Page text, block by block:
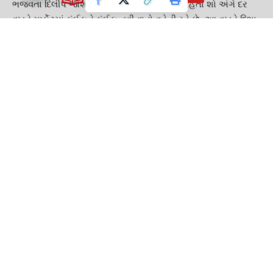
ભજવતા દિલીપ જોશીએ પણ જણાવ્યું કે તારક મહેતા શો અંગે દર
વખતે માર્કેટમાં કંઈકને કંઈક નવી વાતો વહેતી રહે છે. આ વખતે દિશા